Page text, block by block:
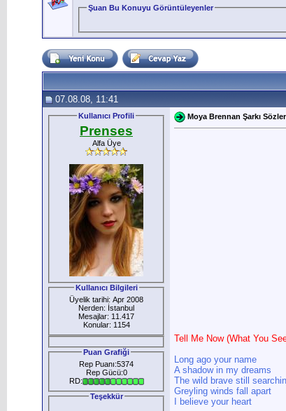
Şuan Bu Konuyu Görüntüleyenler
07.08.08, 11:41
Kullanıcı Profili
Prenses
Alfa Üye
Kullanıcı Bilgileri
Üyelik tarihi: Apr 2008
Nerden: İstanbul
Mesajlar: 11.417
Konular: 1154
Puan Grafiği
Rep Puanı:5374
Rep Gücü:0
RD:
Teşekkür
Moya Brennan Şarkı
Tell Me Now (What You
Long ago your name
A shadow in my dreams
The wild brave still
Greyling winds fall apart
I believe your heart